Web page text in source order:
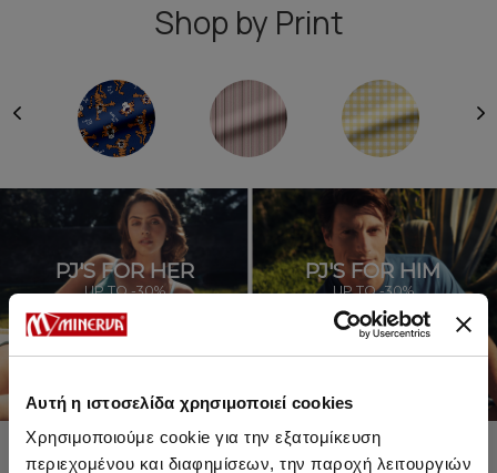
Αυτή η ιστοσελίδα χρησιμοποιεί cookies
Χρησιμοποιούμε cookie για την εξατομίκευση
περιεχομένου και διαφημίσεων, την παροχή λειτουργιών
Shop by Print
PJ'S FOR HER
UP TO -30%
SHOP SALE
PJ'S FOR HIM
UP TO -30%
SHOP SALE